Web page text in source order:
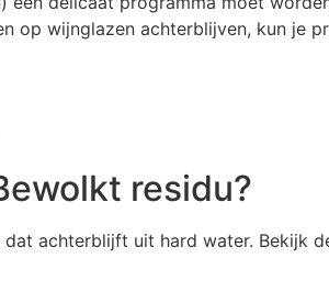
op wijnglazen achterblijven, kun je
residu?
achterblijft uit hard water. Bekijk